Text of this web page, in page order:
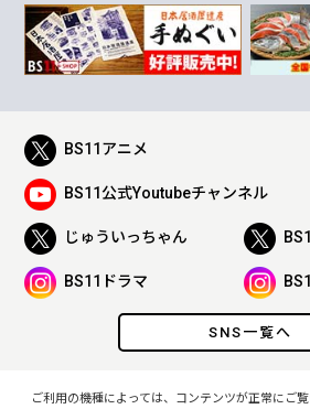
SNS一覧へ
BS11アニメ
BS11公式Youtubeチャンネル
じゅういっちゃん
BS11ドラマ
ご利用の機種によっては、コンテンツが正常にご